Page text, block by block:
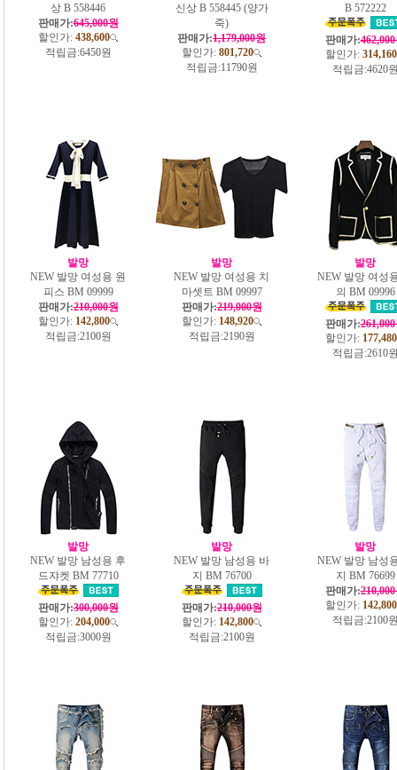
상 B 558446
판매가:645,000원
할인가: 438,600
적립금:6450원
신상 B 558445 (양가
죽)
판매가:1,179,000원
할인가: 801,720
적립금:11790원
B 572222
판매가:
할인가: 314,160
적립금:4620
발망
NEW 발망 여성용 원
피스 BM 09999
판매가:210,000원
할인가: 142,800
적립금:2100원
발망
NEW 발망 여성용 치
마셋트 BM 09997
판매가:219,000원
할인가: 148,920
적립금:2190원
발망
NEW 발망 여성
의 BM 09996
판매가:
할인가: 177,480
적립금:2610
발망
NEW 발망 남성용 후
드쟈켓 BM 77710
판매가:300,000원
할인가: 204,000
적립금:3000원
발망
NEW 발망 남성용 바
지 BM 76700
판매가:210,000원
할인가: 142,800
적립금:2100원
발망
NEW 발망 남성
지 BM 76699
판매가:
할인가: 142,800
적립금:2100